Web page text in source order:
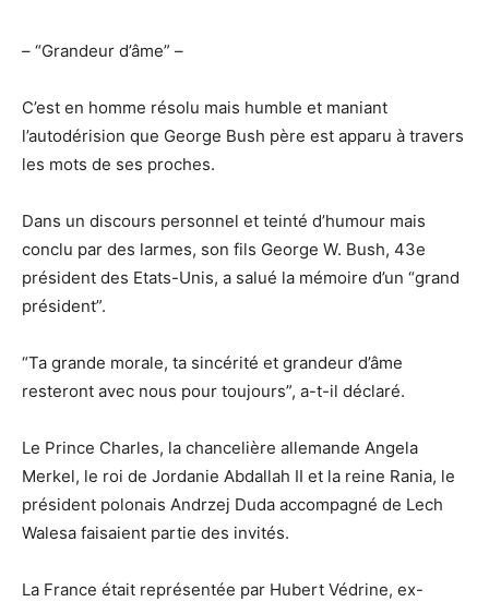
– “Grandeur d’âme” –
C’est en homme résolu mais humble et maniant
l’autodérision que George Bush père est apparu à travers
les mots de ses proches.
Dans un discours personnel et teinté d’humour mais
conclu par des larmes, son fils George W. Bush, 43e
président des Etats-Unis, a salué la mémoire d’un “grand
président”.
“Ta grande morale, ta sincérité et grandeur d’âme
resteront avec nous pour toujours”, a-t-il déclaré.
Le Prince Charles, la chancelière allemande Angela
Merkel, le roi de Jordanie Abdallah II et la reine Rania, le
président polonais Andrzej Duda accompagné de Lech
Walesa faisaient partie des invités.
La France était représentée par Hubert Védrine, ex-